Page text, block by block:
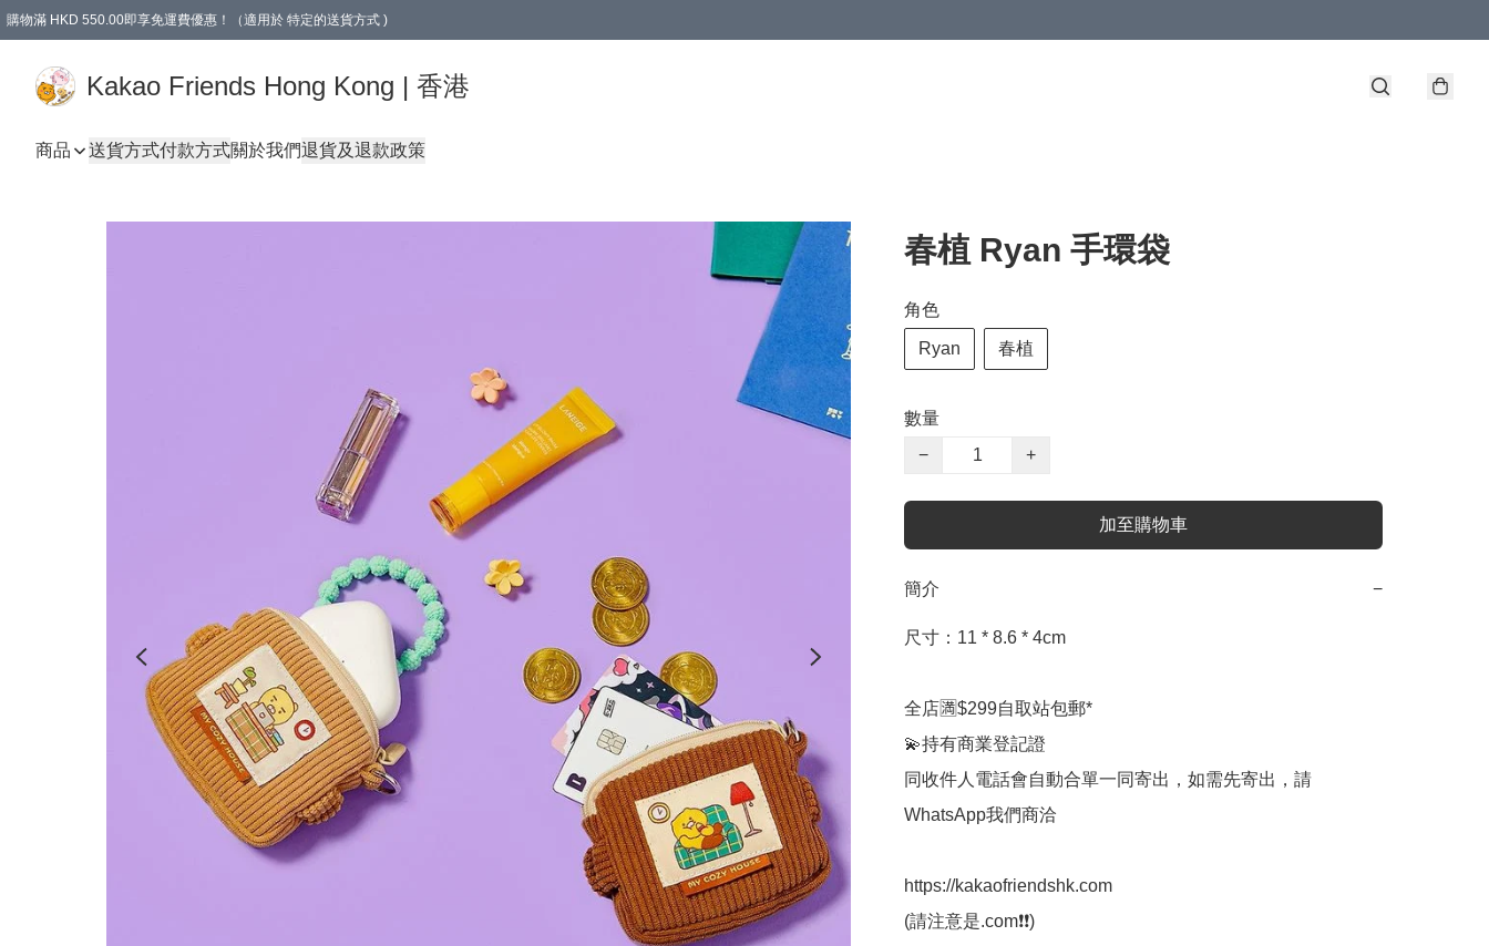
購物滿 HKD 550.00即享免運費優惠！（適用於 特定的送貨方式 )
Kakao Friends Hong Kong | 香港
商品 送貨方式付款方式關於我們退貨及退款政策
春植 Ryan 手環袋
角色
Ryan 春植
數量
−
+
加至購物車
簡介 −
尺寸：11 * 8.6 * 4cm
全店🈵$299自取站包郵*
💫持有商業登記證
同收件人電話會自動合單一同寄出，如需先寄出，請
WhatsApp我們商洽
https://kakaofriendshk.com
(請注意是.com❗❗)